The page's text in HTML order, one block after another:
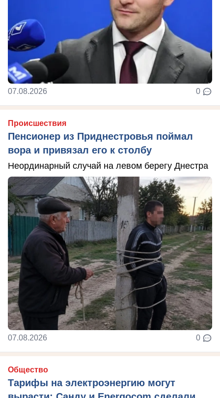
07.08.2026 0
Происшествия
Пенсионер из Приднестровья поймал
вора и привязал его к столбу
Неординарный случай на левом берегу Днестра
07.08.2026 0
Общество
Тарифы на электроэнергию могут